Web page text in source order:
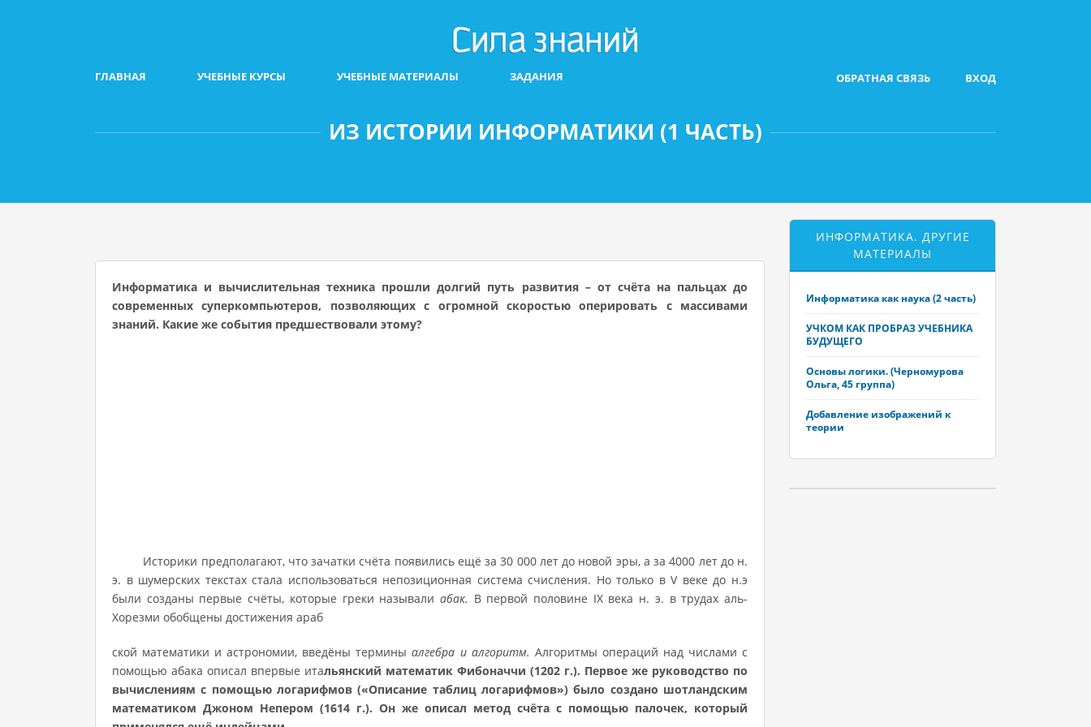
ГЛАВНАЯ УЧЕБНЫЕ КУРСЫ УЧЕБНЫЕ МАТЕРИАЛЫ ЗАДАНИЯ ОБРАТНАЯ СВЯЗЬ ВХОД
ИЗ ИСТОРИИ ИНФОРМАТИКИ (1 ЧАСТЬ)
Информатика и вычислительная техника прошли долгий путь развития – от счёта на пальцах до
современных суперкомпьютеров, позволяющих с огромной скоростью оперировать с массивами
знаний. Какие же события предшествовали этому?
Историки предполагают, что зачатки счёта появились ещё за 30 000 лет до новой эры, а за 4000 лет до н.
э. в шумерских текстах стала использоваться непозиционная система счисления. Но только в V веке до н.э
были созданы первые счёты, которые греки называли абак. В первой половине IX века н. э. в трудах аль-
Хорезми обобщены достижения араб
ской математики и астрономии, введёны терминыалгебра и алгоритм. Алгоритмы операций над числами с
помощью абака описал впервые итальянский математик Фибоначчи (1202 г.). Первое же руководство по
вычислениям с помощью логарифмов («Описание таблиц логарифмов») было создано шотландским
математиком Джоном Непером (1614 г.). Он же описал метод счёта с помощью палочек, который
ИНФОРМАТИКА. ДРУГИЕ
МАТЕРИАЛЫ
Информатика как наука (2 часть)
УЧКОМ КАК ПРОБРАЗ УЧЕБНИКА
БУДУЩЕГО
Основы логики. (Черномурова
Ольга, 45 группа)
Добавление изображений к
теории